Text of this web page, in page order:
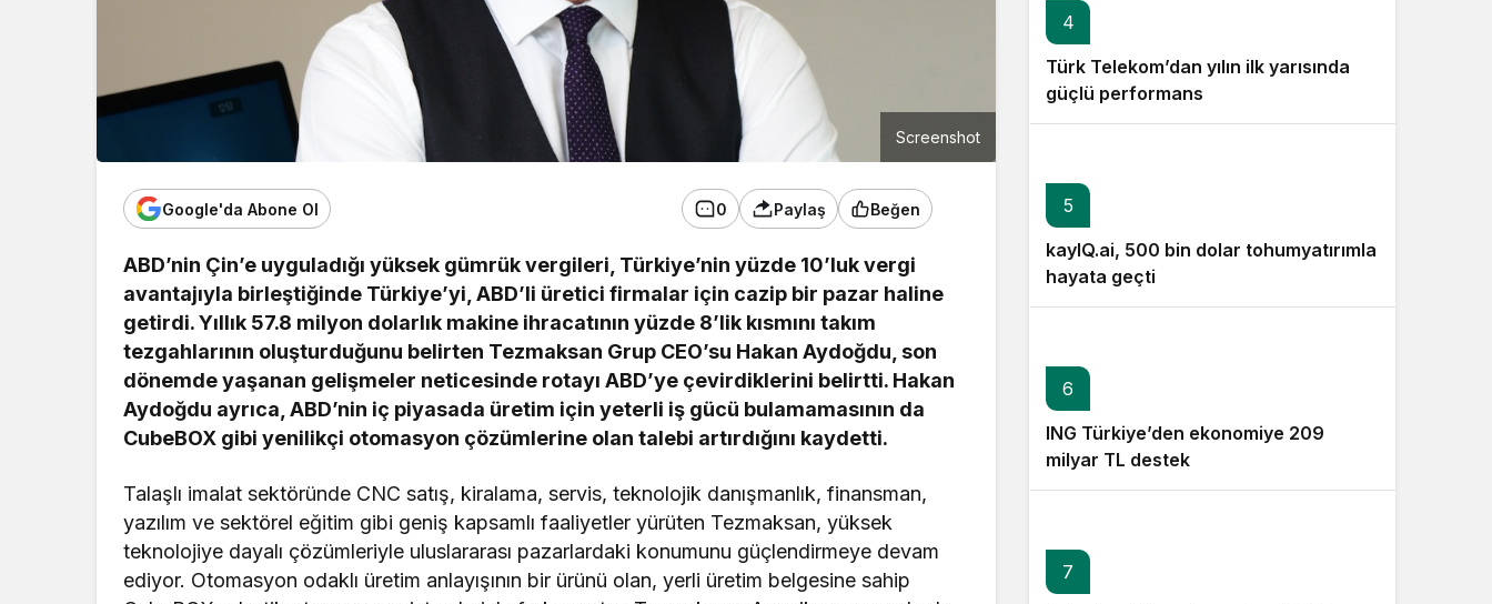
Screenshot
Google'da Abone Ol 0 Paylaş Beğen
ABD’nin Çin’e uyguladığı yüksek gümrük vergileri, Türkiye’nin yüzde 10’luk vergi
avantajıyla birleştiğinde Türkiye’yi, ABD’li üretici firmalar için cazip bir pazar haline
getirdi. Yıllık 57.8 milyon dolarlık makine ihracatının yüzde 8’lik kısmını takım
tezgahlarının oluşturduğunu belirten Tezmaksan Grup CEO’su Hakan Aydoğdu, son
dönemde yaşanan gelişmeler neticesinde rotayı ABD’ye çevirdiklerini belirtti. Hakan
Aydoğdu ayrıca, ABD’nin iç piyasada üretim için yeterli iş gücü bulamamasının da
CubeBOX gibi yenilikçi otomasyon çözümlerine olan talebi artırdığını kaydetti.
Talaşlı imalat sektöründe CNC satış, kiralama, servis, teknolojik danışmanlık, finansman,
yazılım ve sektörel eğitim gibi geniş kapsamlı faaliyetler yürüten Tezmaksan, yüksek
teknolojiye dayalı çözümleriyle uluslararası pazarlardaki konumunu güçlendirmeye devam
ediyor. Otomasyon odaklı üretim anlayışının bir ürünü olan, yerli üretim belgesine sahip
4
Türk Telekom’dan yılın ilk yarısında
güçlü performans
5
kayIQ.ai, 500 bin dolar tohumyatırımla
hayata geçti
6
ING Türkiye’den ekonomiye 209
milyar TL destek
7